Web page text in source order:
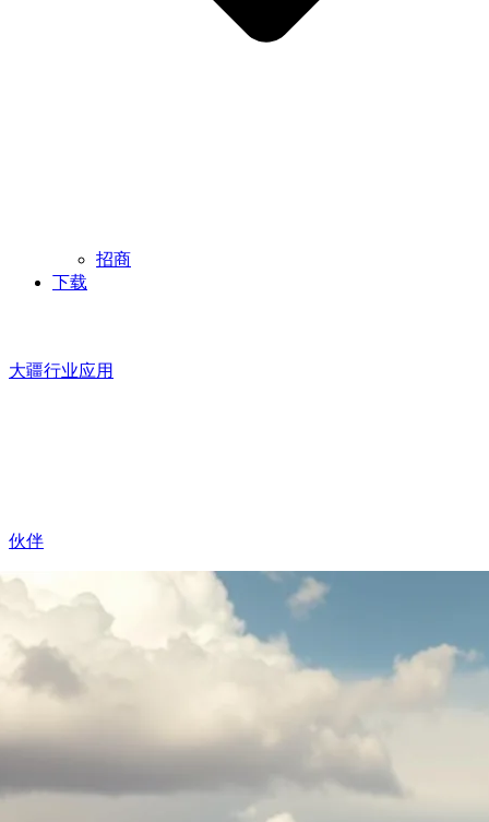
招商
下载
大疆行业应用
伙伴